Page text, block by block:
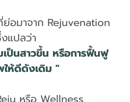
ย่อมาจาก Rejuvenation
แปลว่า
เป็นสาวขึ้น หรือการฟื้นฟู
ให้ดีดังเดิม "
หรือ Wellness